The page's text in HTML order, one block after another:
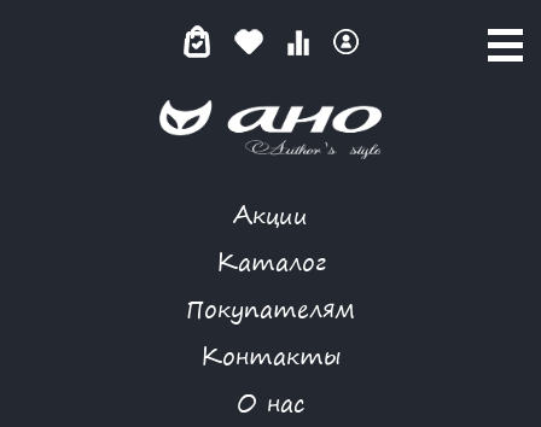
Акции
Каталог
Покупателям
Контакты
О нас
ЧЕРНАЯ ФАНТАЗИЯ